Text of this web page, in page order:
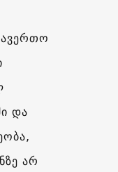
და
არ